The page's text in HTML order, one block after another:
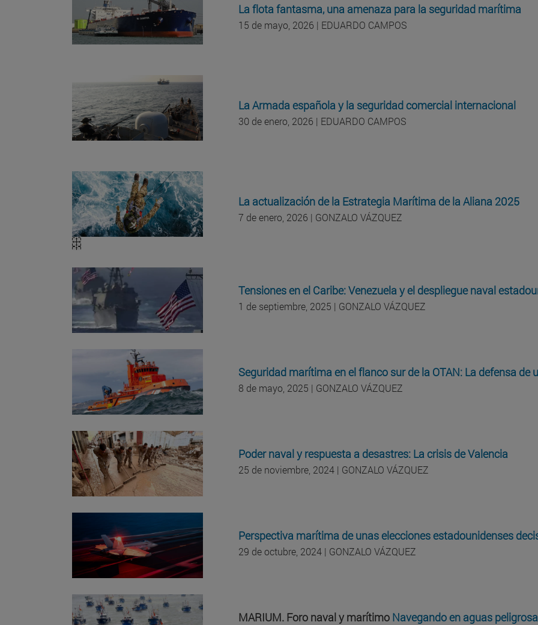
La flota fantasma, una amenaza para la seguridad marítima
15 de mayo, 2026 | EDUARDO CAMPOS
La Armada española y la seguridad comercial internacional
30 de enero, 2026 | EDUARDO CAMPOS
La actualización de la Estrategia Marítima de la Aliana 2025
7 de enero, 2026 | GONZALO VÁZQUEZ
Tensiones en el Caribe: Venezuela y el despliegue naval
1 de septiembre, 2025 | GONZALO VÁZQUEZ
Seguridad marítima en el flanco sur de la OTAN: La defensa de
8 de mayo, 2025 | GONZALO VÁZQUEZ
Poder naval y respuesta a desastres: La crisis de Valencia
25 de noviembre, 2024 | GONZALO VÁZQUEZ
Perspectiva marítima de unas elecciones estadounidenses
29 de octubre, 2024 | GONZALO VÁZQUEZ
MARIUM. Foro naval y marítimo Navegando en aguas